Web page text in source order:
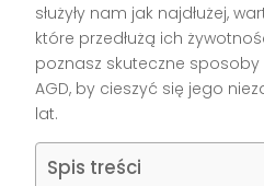
służyły nam jak najdłużej,
które przedłużą ich
poznasz skuteczne
AGD, by cieszyć się jego
lat.
Spis treści